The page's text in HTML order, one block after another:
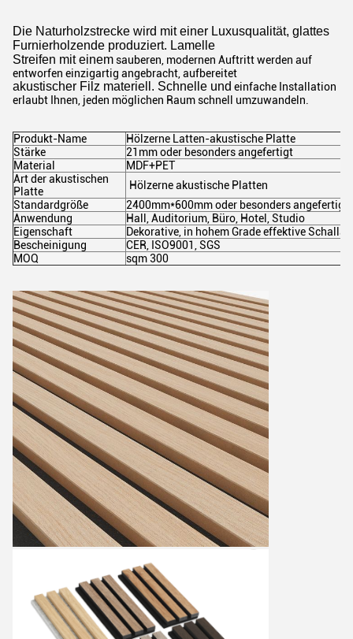
Die Naturholzstrecke wird mit einer Luxusqualität, glattes
Furnierholzende produziert. Lamelle
Streifen mit einemsauberen, modernen Auftritt werden auf
entworfen einzigartig angebracht, aufbereitet
akustischer Filz materiell. Schnelle und einfache Installation
erlaubt Ihnen, jeden möglichen Raum schnell umzuwandeln.
Produkt-Name
Hölzerne Latten-akustische Platte
Stärke
21mm oder besonders angefertigt
Material
MDF+PET
Art der akustischen
Platte
Hölzerne akustische Platten
Standardgröße
2400mm*600mm oder besonders angefertigt
Anwendung
Hall, Auditorium, Büro, Hotel, Studio
Eigenschaft
Dekorative, in hohem Grade effektive
Bescheinigung
CER, ISO9001, SGS
MOQ
sqm 300